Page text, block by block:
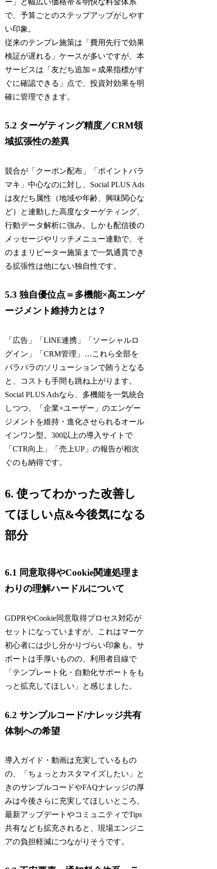
で、予算ごとのステップアップがしやす
い印象。
従来のテンプレ施策は「費用先行で効果
検証が遅れる」ケースが多いですが、本
サービスは「友だち追加＝成果指標がす
ぐに確認できる」点で、投資対効果を明
確に管理できます。
5.2 ターゲティング精度／CRM領
域拡張性の差異
競合が「クーポン配布」「ポイントバラ
マキ」中心なのに対し、Social PLUS Ads
は友だち属性（地域や年齢、興味関心な
ど）と連動した高度なターゲティング、
行動データ解析に強み。しかも配信後の
メッセージやリッチメニュー連動で、そ
のままリピーター施策まで一気通貫でき
る拡張性は他にない独自性です。
5.3 独自優位点＝多機能×高エンゲ
ージメント維持力とは？
「広告」「LINE連携」「ソーシャルロ
グイン」「CRM管理」…これら全部を
バラバラのソリューションで賄うとなる
と、コストも手間も跳ね上がります。
Social PLUS Adsなら、多機能を一気統合
しつつ、「企業×ユーザー」のエンゲー
ジメントを維持・進化させられるオール
インワン型。300以上の導入サイトで
「CTR向上」「売上UP」の報告が相次
ぐのも納得です。
6. 使ってわかった改善し
てほしい点&今後気になる
部分
6.1 同意取得やCookie関連処理ま
わりの理解ハードルについて
GDPRやCookie同意取得プロセス対応が
セットになっていますが、これはマーケ
初心者には少し分かりづらい印象も。サ
ポートは手厚いものの、利用者目線で
「テンプレート化・自動化サポートをも
っと拡充してほしい」と感じました。
6.2 サンプルコード/ナレッジ共有
体制への希望
導入ガイド・動画は充実しているもの
の、「ちょっとカスタマイズしたい」と
きのサンプルコードやFAQナレッジの厚
みは今後さらに充実してほしいところ。
最新アップデートやコミュニティでTips
共有なども拡充されると、現場エンジニ
アの負担軽減につながりそうです。